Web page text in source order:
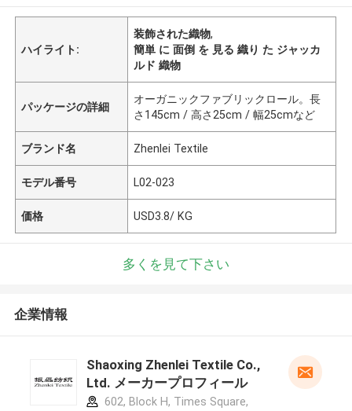
ハイライト:
装飾された織物,
簡単 に 面倒 を 見る 織り た ジャッカ
ルド 織物
パッケージの詳細
オーガニックファブリックロール。長
さ145cm / 高さ25cm / 幅25cmなど
ブランド名 Zhenlei Textile
モデル番号 L02-023
価格 USD3.8/ KG
多くを見て下さい
企業情報
Shaoxing Zhenlei Textile Co.,
Ltd. メーカープロフィール
602, Block H, Times Square,